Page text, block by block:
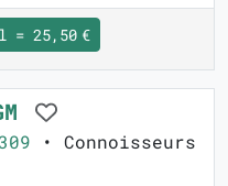
= 25,50 €
• Connoisseurs